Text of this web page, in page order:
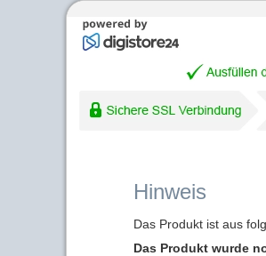
Hinweis
Das Produkt ist aus
Das Produkt wurde